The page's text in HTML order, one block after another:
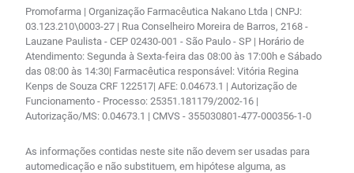
Promofarma | Organização Farmacêutica Nakano Ltda | CNPJ:
03.123.210\0003-27 | Rua Conselheiro Moreira de Barros, 2168 -
Lauzane Paulista - CEP 02430-001 - São Paulo - SP | Horário de
Atendimento: Segunda à Sexta-feira das 08:00 às 17:00h e Sábado
das 08:00 às 14:30| Farmacêutica responsável: Vitória Regina
Kenps de Souza CRF 122517| AFE: 0.04673.1 | Autorização de
Funcionamento - Processo: 25351.181179/2002-16 |
Autorização/MS: 0.04673.1 | CMVS - 355030801-477-000356-1-0
As informações contidas neste site não devem ser usadas para
automedicação e não substituem, em hipótese alguma, as